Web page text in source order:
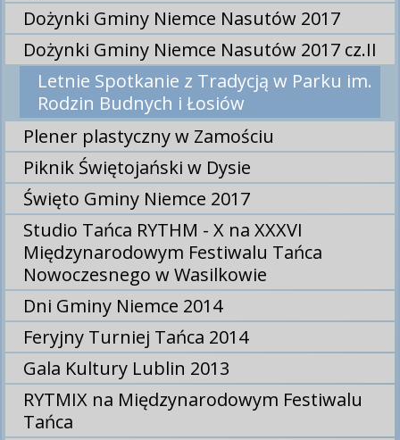
Dożynki Gminy Niemce Nasutów 2017
Dożynki Gminy Niemce Nasutów 2017 cz.II
Letnie Spotkanie z Tradycją w Parku im.
Rodzin Budnych i Łosiów
Plener plastyczny w Zamościu
Piknik Świętojański w Dysie
Święto Gminy Niemce 2017
Studio Tańca RYTHM - X na XXXVI
Międzynarodowym Festiwalu Tańca
Nowoczesnego w Wasilkowie
Dni Gminy Niemce 2014
Feryjny Turniej Tańca 2014
Gala Kultury Lublin 2013
RYTMIX na Międzynarodowym Festiwalu
Tańca